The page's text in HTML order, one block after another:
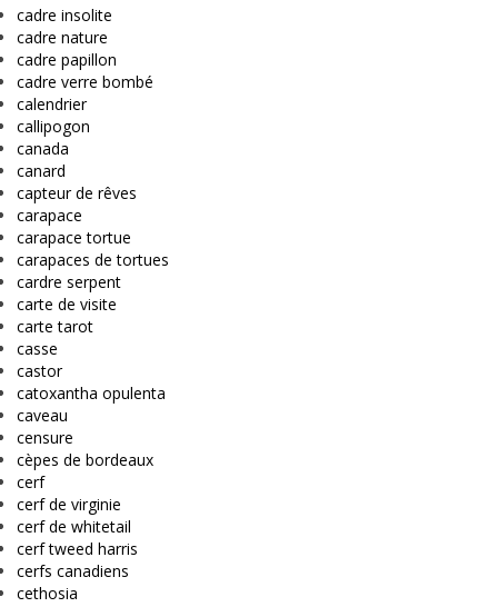
cadre insolite
cadre nature
cadre papillon
cadre verre bombé
calendrier
callipogon
canada
canard
capteur de rêves
carapace
carapace tortue
carapaces de tortues
cardre serpent
carte de visite
carte tarot
casse
castor
catoxantha opulenta
caveau
censure
cèpes de bordeaux
cerf
cerf de virginie
cerf de whitetail
cerf tweed harris
cerfs canadiens
cethosia